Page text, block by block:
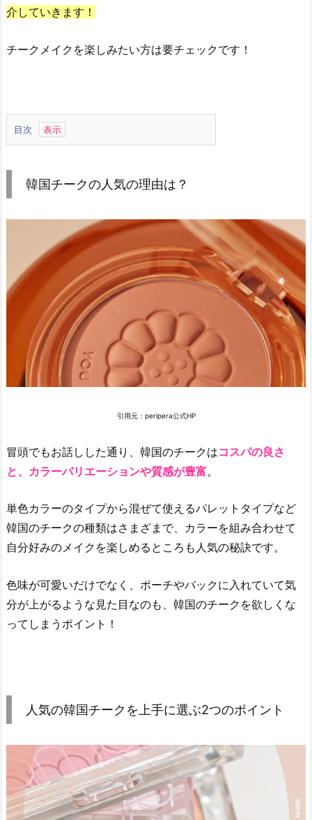
介していきます！
チークメイクを楽しみたい方は要チェックです！
目次
1.
国
ー
人
由
は？
2.
韓
ク
を
上
に
選
ぶ
イ
ト
チ
ー
韓国チークの人気の理由は？
引用元：peripera公式HP
冒頭でもお話しした通り、韓国のチークはコスパの良さ
と、カラーバリエーションや質感が豊富。
単色カラーのタイプから混ぜて使えるパレットタイプなど
韓国のチークの種類はさまざまで、カラーを組み合わせて
自分好みのメイクを楽しめるところも人気の秘訣です。
色味が可愛いだけでなく、ポーチやバックに入れていて気
分が上がるような見た目なのも、韓国のチークを欲しくな
ってしまうポイント！
人気の韓国チークを上手に選ぶ2つのポイント